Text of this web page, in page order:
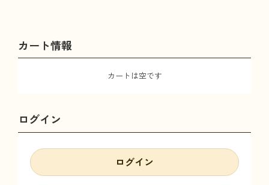
カート情報
カートは空です
ログイン
ログイン